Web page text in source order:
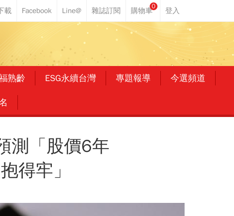
0
熟齡 ESG永續台灣 專題報導 今選頻道
測「股價6年
得牢」